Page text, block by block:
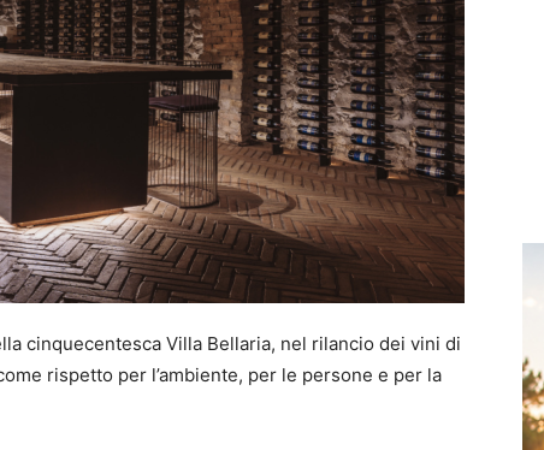
cinquecentesca Villa Bellaria, nel rilancio dei vini di
rispetto per l’ambiente, per le persone e per la